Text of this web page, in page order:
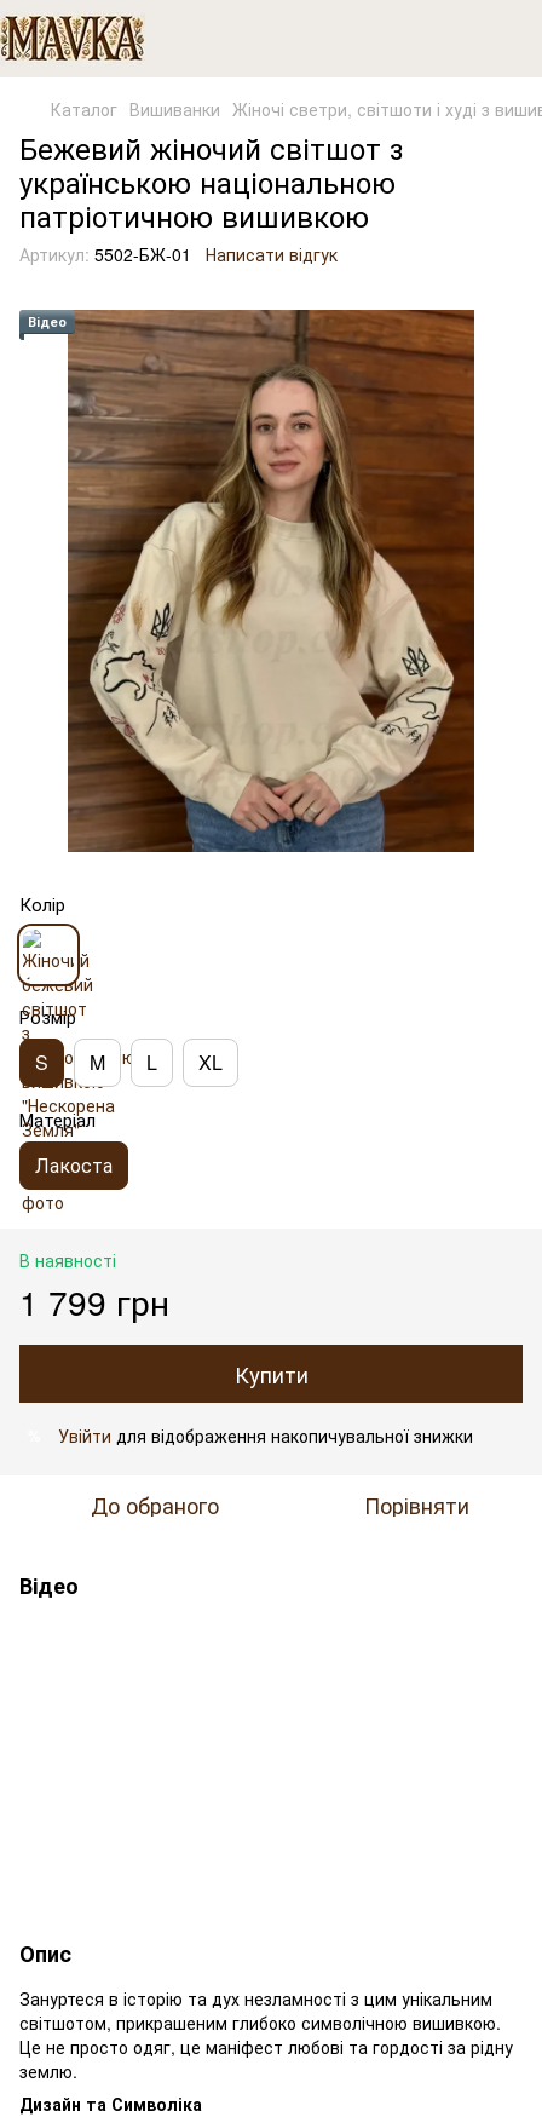
Каталог Вишиванки Жіночі светри, світшоти і худі з
Бежевий жіночий світшот з
українською національною
патріотичною вишивкою
Артикул: 5502-БЖ-01 Написати відгук
Відео
Колір
Розмір
S M L XL
Матеріал
Лакоста
В наявності
1 799 грн
Купити
Увійти для відображення накопичувальної знижки
До обраного Порівняти
Відео
Опис
Зануртеся в історію та дух незламності з цим унікальним
світшотом, прикрашеним глибоко символічною вишивкою.
Це не просто одяг, це маніфест любові та гордості за рідну
землю.
Дизайн та Символіка